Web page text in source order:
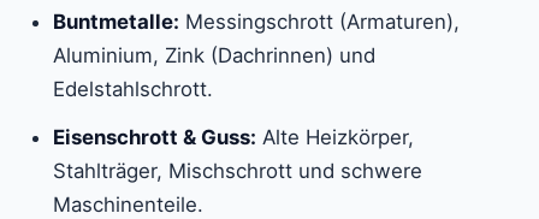
Buntmetalle: Messingschrott (Armaturen),
Aluminium, Zink (Dachrinnen) und
Edelstahlschrott.
Eisenschrott & Guss: Alte Heizkörper,
Stahlträger, Mischschrott und schwere
Maschinenteile.